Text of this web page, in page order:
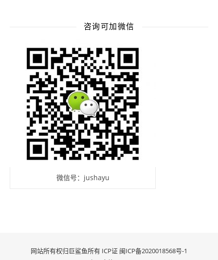
咨询可加微信
微信号：jushayu
网站所有权归巨鲨鱼所有 ICP证 闽ICP备2020018568号-1